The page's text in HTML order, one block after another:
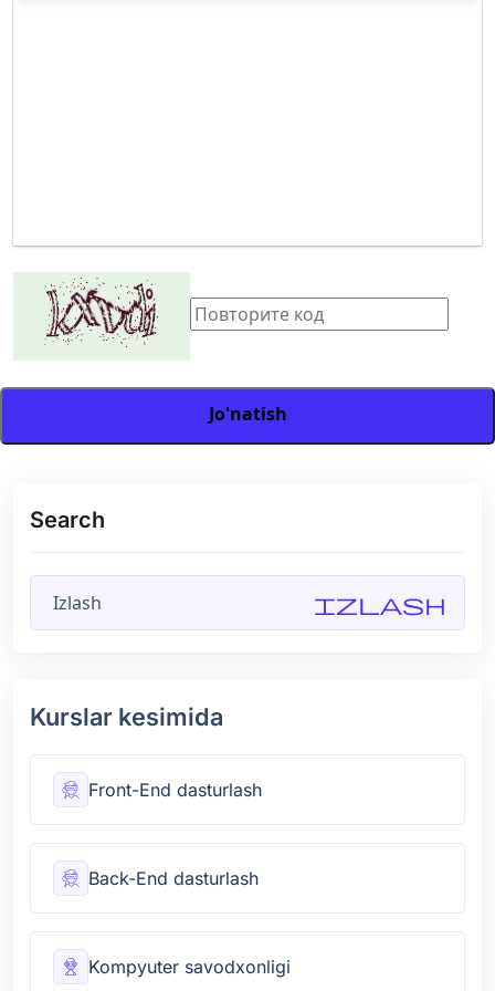
Jo'natish
Search
Izlash
Kurslar kesimida
Front-End dasturlash
Back-End dasturlash
Kompyuter savodxonligi